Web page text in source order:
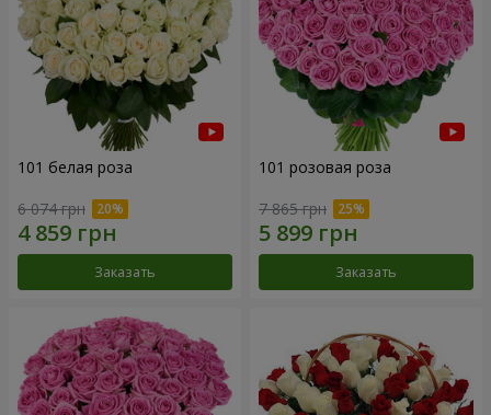
101 белая роза
6 074 грн
Заказать
101 розовая роза
7 865 грн
Заказать